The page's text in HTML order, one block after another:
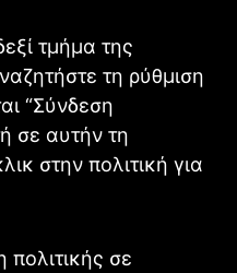
τμήμα της
τη ρύθμιση
“Σύνδεση
σε αυτήν τη
στην πολιτική για
πολιτικής σε